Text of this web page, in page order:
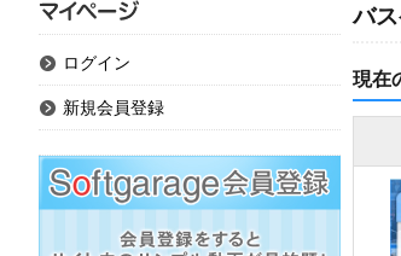
ログイン
新規会員登録
バ
現在